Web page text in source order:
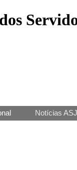
Notícias ASJ